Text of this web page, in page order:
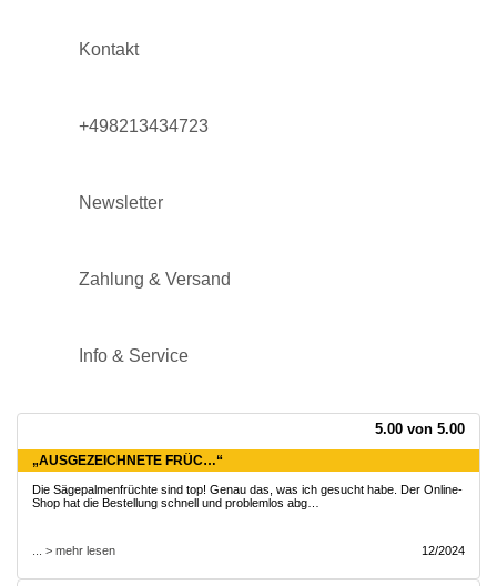
Kontakt
+498213434723
Newsletter
Zahlung & Versand
Info & Service
5.00 von 5.00
„AUSGEZEICHNETE FRÜC…“
Die Sägepalmenfrüchte sind top! Genau das, was ich gesucht habe. Der Online-
Shop hat die Bestellung schnell und problemlos abg…
... > mehr lesen 12/2024